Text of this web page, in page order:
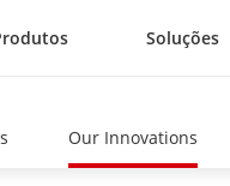
Soluções
Our Innovations